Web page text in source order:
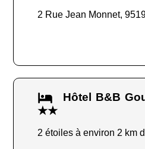
2 Rue Jean Monnet,
Hôtel B&B
★★
2 étoiles à environ 2 km